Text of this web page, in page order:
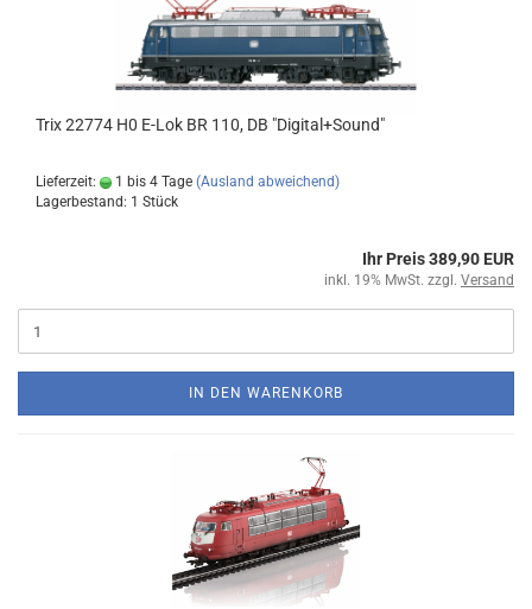
Trix 22774 H0 E-Lok BR 110, DB "Digital+Sound"
Lieferzeit: 1 bis 4 Tage (Ausland abweichend)
Lagerbestand: 1 Stück
Ihr Preis 389,90 EUR
inkl. 19% MwSt. zzgl. Versand
IN DEN WARENKORB